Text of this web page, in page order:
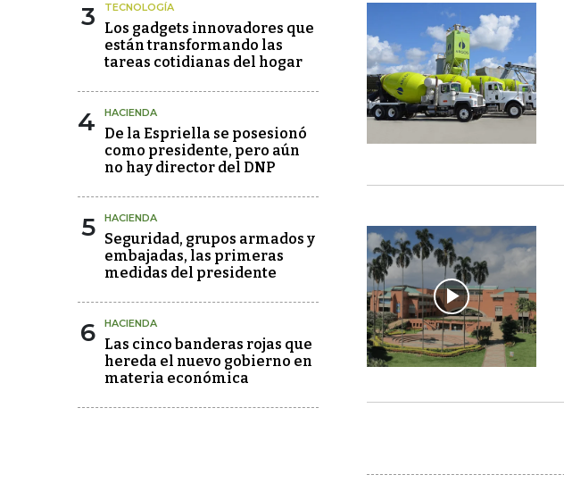
3 TECNOLOGÍA
Los gadgets innovadores que
están transformando las
tareas cotidianas del hogar
4 HACIENDA
De la Espriella se posesionó
como presidente, pero aún
no hay director del DNP
5 HACIENDA
Seguridad, grupos armados y
embajadas, las primeras
medidas del presidente
6 HACIENDA
Las cinco banderas rojas que
hereda el nuevo gobierno en
materia económica